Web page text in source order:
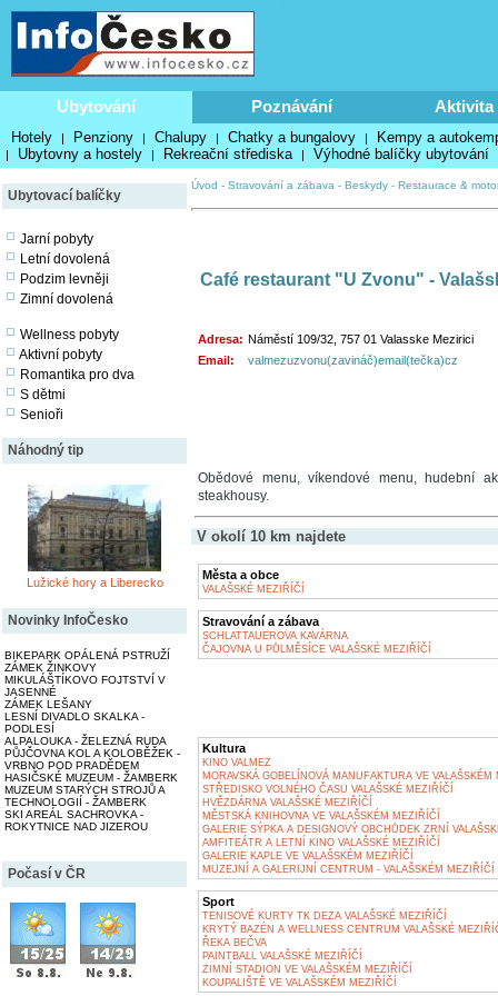
Ubytování Poznávání Aktivita
Hotely | Penziony | Chalupy | Chatky a bungalovy | Kempy a
| Ubytovny a hostely | Rekreační střediska | Výhodné balíčky ubytování
Ubytovací balíčky
Jarní pobyty
Letní dovolená
Podzim levněji
Zimní dovolená
Wellness pobyty
Aktivní pobyty
Romantika pro dva
S dětmi
Senioři
Náhodný tip
Lužické hory a Liberecko
Novinky InfoČesko
BIKEPARK OPÁLENÁ PSTRUŽÍ
ZÁMEK ŽINKOVY
MIKULÁŠTÍKOVO FOJTSTVÍ V
JASENNÉ
ZÁMEK LEŠANY
LESNÍ DIVADLO SKALKA -
PODLESÍ
ALPALOUKA - ŽELEZNÁ RUDA
PŮJČOVNA KOL A KOLOBĚŽEK -
VRBNO POD PRADĚDEM
HASIČSKÉ MUZEUM - ŽAMBERK
MUZEUM STARÝCH STROJŮ A
TECHNOLOGIÍ - ŽAMBERK
SKI AREÁL SACHROVKA -
ROKYTNICE NAD JIZEROU
Počasí v ČR
Úvod - Stravování a zábava - Beskydy - Restaurace &
Café restaurant "U Zvonu" -
Adresa: Náměstí 109/32, 757 01 Valasske Mezirici
Email:
valmezuzvonu(zavináč)email(tečka)cz
Obědové menu, víkendové menu, hudební
steakhousy.
V okolí 10 km najdete
Města a obce
VALAŠSKÉ MEZIŘÍČÍ
Stravování a zábava
SCHLATTAUEROVA KAVÁRNA
ČAJOVNA U PŮLMĚSÍCE VALAŠSKÉ MEZIŘÍČÍ
Kultura
KINO VALMEZ
MORAVSKÁ GOBELÍNOVÁ MANUFAKTURA VE VALAŠSKÉM
STŘEDISKO VOLNÉHO ČASU VALAŠSKÉ MEZIŘÍČÍ
HVĚZDÁRNA VALAŠSKÉ MEZIŘÍČÍ
MĚSTSKÁ KNIHOVNA VE VALAŠSKÉM MEZIŘÍČÍ
GALERIE SÝPKA A DESIGNOVÝ OBCHŮDEK ZRNÍ
AMFITEÁTR A LETNÍ KINO VALAŠSKÉ MEZIŘÍČÍ
GALERIE KAPLE VE VALAŠSKÉM MEZIŘÍČÍ
MUZEJNÍ A GALERIJNÍ CENTRUM - VALAŠSKÉM MEZIŘÍČÍ
Sport
TENISOVÉ KURTY TK DEZA VALAŠSKÉ MEZIŘÍČÍ
KRYTÝ BAZÉN A WELLNESS CENTRUM VALAŠSKÉ
ŘEKA BEČVA
PAINTBALL VALAŠSKÉ MEZIŘÍČÍ
ZIMNÍ STADION VE VALAŠSKÉM MEZIŘÍČÍ
KOUPALIŠTĚ VE VALAŠSKÉM MEZIŘÍČÍ